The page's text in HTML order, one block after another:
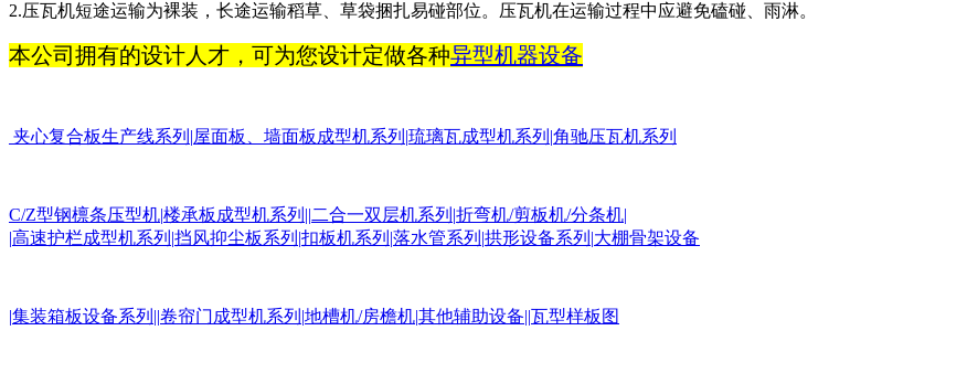
2.压瓦机短途运输为裸装，长途运输稻草、草袋捆扎易碰部位。压瓦机在运输过程中应避免磕碰、雨淋。
本公司拥有的设计人才，可为您设计定做各种异型机器设备
夹心复合板生产线系列 |屋面板 、墙面板成型机系列 |琉璃瓦成型机系列 |角驰压瓦机系列
C/Z型钢檩条压型机|楼承板成型机系列 ||二合一双层机系列 |折弯机/剪板机/分条机|
|高速护栏成型机系列 |挡风抑尘板系列 |扣板机系列 |落水管系列 |拱形设备系列 |大棚骨架设备
|集装箱板设备系列 ||卷帘门成型机系列 |地槽机/房檐机|其他辅助设备||瓦型样板图